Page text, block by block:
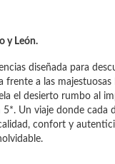
y León.
diseñada para
a las majestuosas
el desierto rumbo al
Un viaje donde cada
confort y